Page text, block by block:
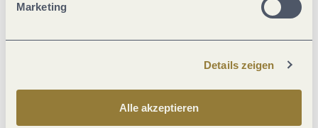
Marketing
Details zeigen
Alle akzeptieren
Was möchtest du als nächstes tun?
Anreise planen PDF erzeugen